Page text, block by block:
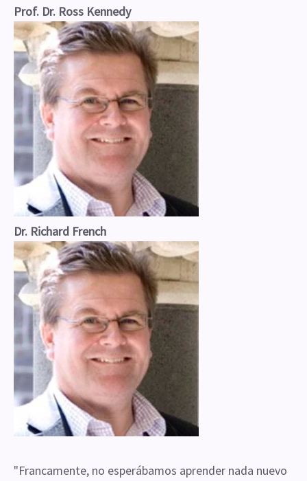
Prof. Dr. Ross Kennedy
Dr. Richard French
"Francamente, no esperábamos aprender nada nuevo